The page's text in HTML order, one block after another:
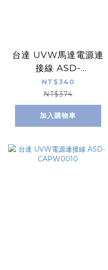
台達 UVW馬達電源連
接線 ASD-
CAPW0110
NT$340
NT$374
加入購物車